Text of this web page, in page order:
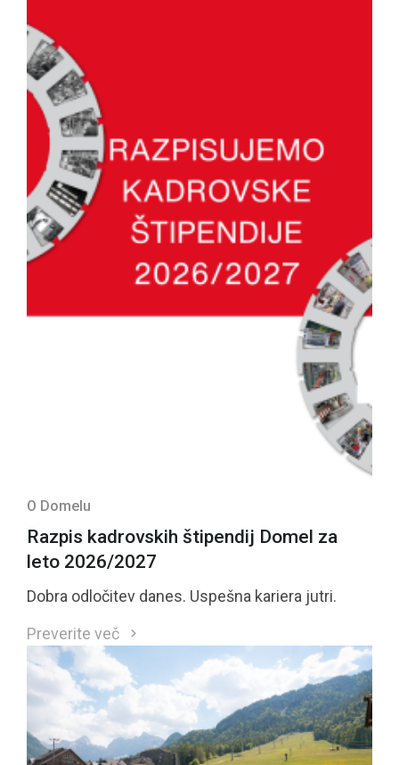
O Domelu
Razpis kadrovskih štipendij Domel za
leto 2026/2027
Dobra odločitev danes. Uspešna kariera jutri.
Preverite več